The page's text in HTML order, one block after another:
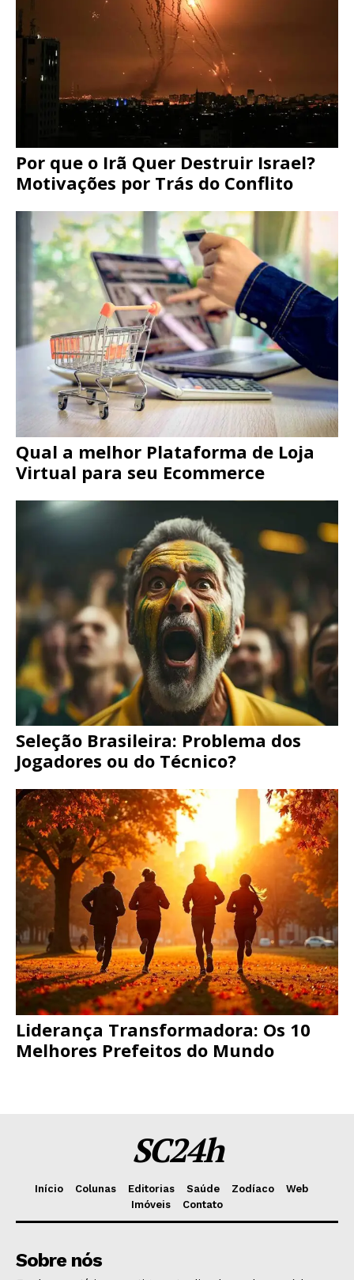
Por que o Irã Quer Destruir Israel?
Motivações por Trás do Conflito
Qual a melhor Plataforma de Loja
Virtual para seu Ecommerce
Seleção Brasileira: Problema dos
Jogadores ou do Técnico?
Liderança Transformadora: Os 10
Melhores Prefeitos do Mundo
SC24h
Início Colunas Editorias Saúde Zodíaco
Web
Imóveis
Contato
Sobre nós